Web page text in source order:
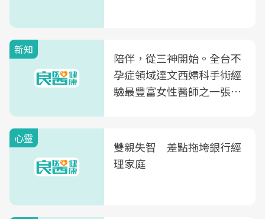
新知
陪伴，從三神開始。全台不
孕症領域達文西婦科手術經
驗最豐富女性醫師之一張永
光田醫院建構360度女性健
康照護生態圈
心靈
雙親失智 差點拖垮銀行經
理家庭